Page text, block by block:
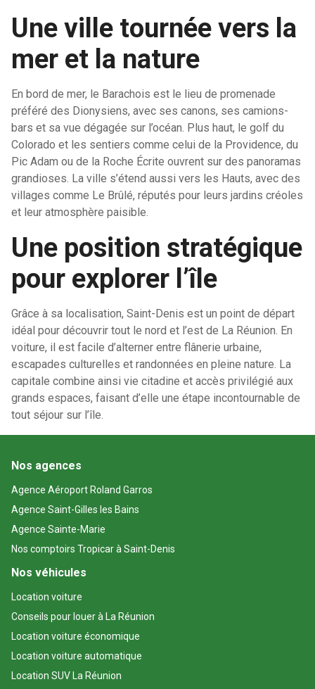
Une ville tournée vers la
mer et la nature
En bord de mer, le Barachois est le lieu de promenade
préféré des Dionysiens, avec ses canons, ses camions-
bars et sa vue dégagée sur l’océan. Plus haut, le golf du
Colorado et les sentiers comme celui de la Providence, du
Pic Adam ou de la Roche Écrite ouvrent sur des panoramas
grandioses. La ville s’étend aussi vers les Hauts, avec des
villages comme Le Brûlé, réputés pour leurs jardins créoles
et leur atmosphère paisible.
Une position stratégique
pour explorer l’île
Grâce à sa localisation, Saint-Denis est un point de départ
idéal pour découvrir tout le nord et l’est de La Réunion. En
voiture, il est facile d’alterner entre flânerie urbaine,
escapades culturelles et randonnées en pleine nature. La
capitale combine ainsi vie citadine et accès privilégié aux
grands espaces, faisant d’elle une étape incontournable de
tout séjour sur l’île.
Nos agences
Agence Aéroport Roland Garros
Agence Saint-Gilles les Bains
Agence Sainte-Marie
Nos comptoirs Tropicar à Saint-Denis
Nos véhicules
Location voiture
Conseils pour louer à La Réunion
Location voiture économique
Location voiture automatique
Location SUV La Réunion